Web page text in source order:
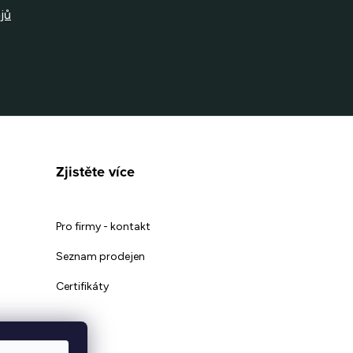
Zjistěte více
Pro firmy - kontakt
Seznam prodejen
Certifikáty